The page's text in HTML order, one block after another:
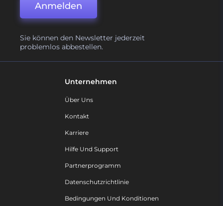
Anmelden
Sie können den Newsletter jederzeit
problemlos abbestellen.
Unternehmen
Über Uns
Kontakt
Karriere
Hilfe Und Support
Partnerprogramm
Datenschutzrichtlinie
Bedingungen Und Konditionen